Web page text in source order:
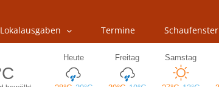
Lokalausgaben Termine Schaufenster